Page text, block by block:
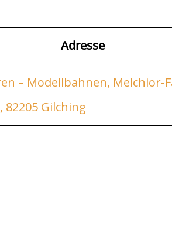
Adresse
– Modellbahnen, Melchior-
82205 Gilching